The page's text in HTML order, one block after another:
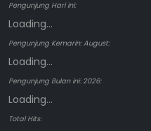
Pengunjung Hari ini:
Loading...
Pengunjung Kemarin: August:
Loading...
Pengunjung Bulan ini: 2026:
Loading...
Total Hits: